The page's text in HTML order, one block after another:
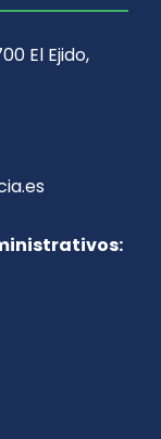
El Ejido,